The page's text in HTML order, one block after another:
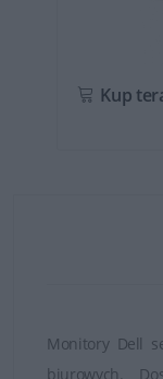
Kup
Monitory Dell
biurowych.